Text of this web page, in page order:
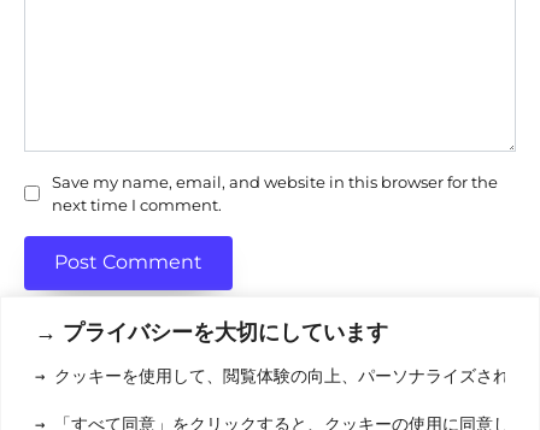
→ プライバシーを大切にしています
→ クッキーを使用して、閲覧体験の向上、パーソナライズされた
→ 「すべて同意」をクリックすると、クッキーの使用に同意した
Save my name, email, and website in this browser for the
next time I comment.
利用規約(りようきやく